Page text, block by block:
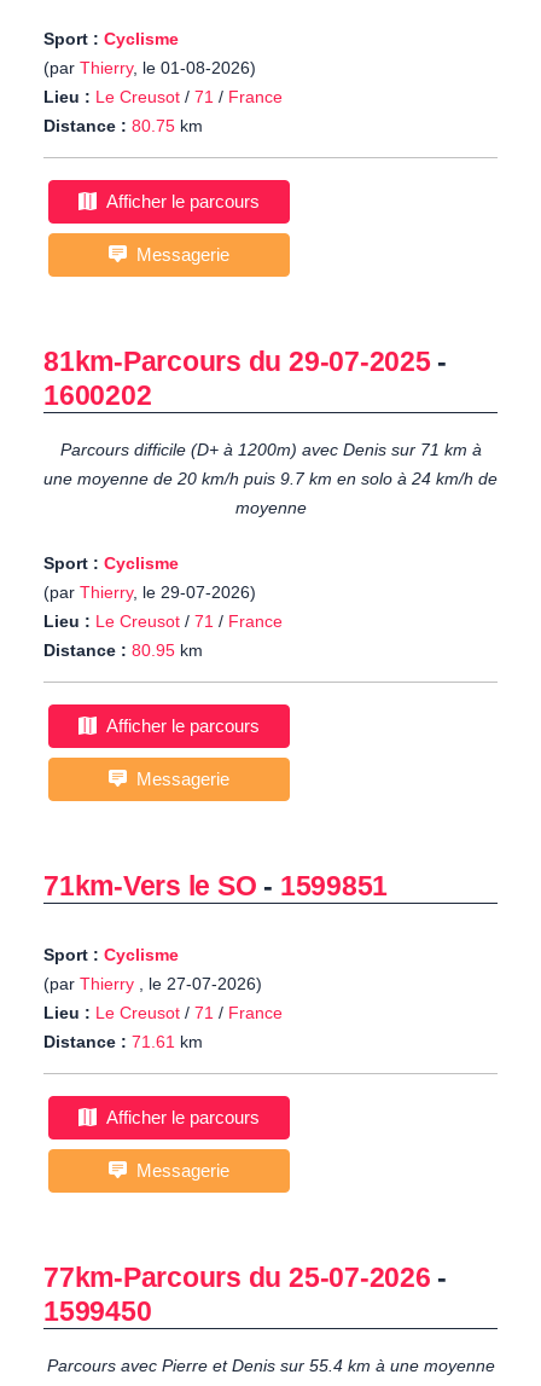
Sport : Cyclisme
(par Thierry, le 01-08-2026)
Lieu : Le Creusot / 71 / France
Distance : 80.75 km
Afficher le parcours
Messagerie
81km-Parcours du 29-07-2025-
1600202
Parcours difficile (D+ à 1200m) avec Denis sur 71 km à
une moyenne de 20 km/h puis 9.7 km en solo à 24 km/h de
moyenne
Sport : Cyclisme
(par Thierry, le 29-07-2026)
Lieu : Le Creusot / 71 / France
Distance : 80.95 km
Afficher le parcours
Messagerie
71km-Vers le SO - 1599851
Sport : Cyclisme
(par Thierry , le 27-07-2026)
Lieu : Le Creusot / 71 / France
Distance : 71.61 km
Afficher le parcours
Messagerie
77km-Parcours du 25-07-2026 -
1599450
Parcours avec Pierre et Denis sur 55.4 km à une moyenne